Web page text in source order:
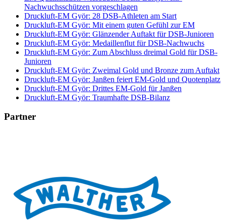
Nachwuchsschützen vorgeschlagen
Druckluft-EM Györ: 28 DSB-Athleten am Start
Druckluft-EM Györ: Mit einem guten Gefühl zur EM
Druckluft-EM Györ: Glänzender Auftakt für DSB-Junioren
Druckluft-EM Györ: Medaillenflut für DSB-Nachwuchs
Druckluft-EM Györ: Zum Abschluss dreimal Gold für DSB-
Junioren
Druckluft-EM Györ: Zweimal Gold und Bronze zum Auftakt
Druckluft-EM Györ: Janßen feiert EM-Gold und Quotenplatz
Druckluft-EM Györ: Drittes EM-Gold für Janßen
Druckluft-EM Györ: Traumhafte DSB-Bilanz
Partner